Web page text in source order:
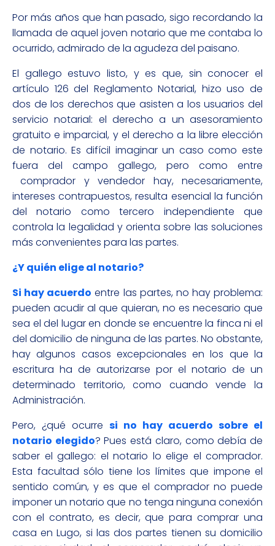
Por más años que han pasado, sigo recordando la
llamada de aquel joven notario que me contaba lo
ocurrido, admirado de la agudeza del paisano.
El gallego estuvo listo, y es que, sin conocer el
artículo 126 del Reglamento Notarial, hizo uso de
dos de los derechos que asisten a los usuarios del
servicio notarial: el derecho a un asesoramiento
gratuito e imparcial, y el derecho a la libre elección
de notario. Es difícil imaginar un caso como este
fuera del campo gallego, pero como entre
comprador y vendedor hay, necesariamente,
intereses contrapuestos, resulta esencial la función
del notario como tercero independiente que
controla la legalidad y orienta sobre las soluciones
más convenientes para las partes.
¿Y quién elige al notario?
Si hay acuerdo entre las partes, no hay problema:
pueden acudir al que quieran, no es necesario que
sea el del lugar en donde se encuentre la finca ni el
del domicilio de ninguna de las partes. No obstante,
hay algunos casos excepcionales en los que la
escritura ha de autorizarse por el notario de un
determinado territorio, como cuando vende la
Administración.
Pero, ¿qué ocurre si no hay acuerdo sobre el
notario elegido? Pues está claro, como debía de
saber el gallego: el notario lo elige el comprador.
Esta facultad sólo tiene los límites que impone el
sentido común, y es que el comprador no puede
imponer un notario que no tenga ninguna conexión
con el contrato, es decir, que para comprar una
casa en Lugo, si las dos partes tienen su domicilio